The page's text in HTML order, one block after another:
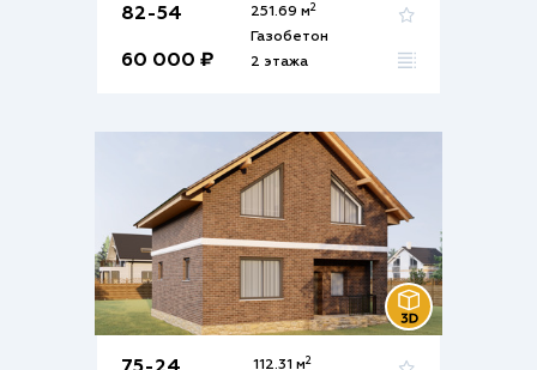
82-54
60 000 ₽
251.69 м2
Газобетон
2 этажа
112.31 м2